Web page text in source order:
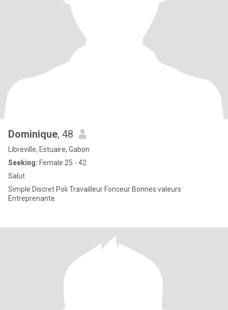
Dominique, 48
Libreville, Estuaire, Gabon
Seeking: Female 25 - 42
Salut
Simple Discret Poli Travailleur Fonceur Bonnes valeurs
Entreprenante